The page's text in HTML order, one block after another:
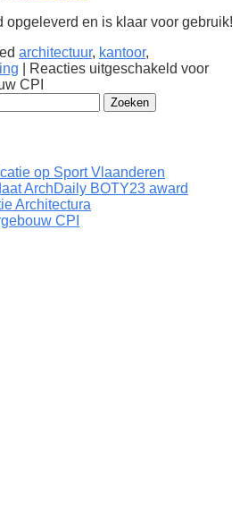
opgeleverd en is klaar voor gebruik!
architectuur, kantoor,
Reacties uitgeschakeld voor
CPI
op Sport Vlaanderen
ArchDaily BOTY23 award
Architectura
CPI